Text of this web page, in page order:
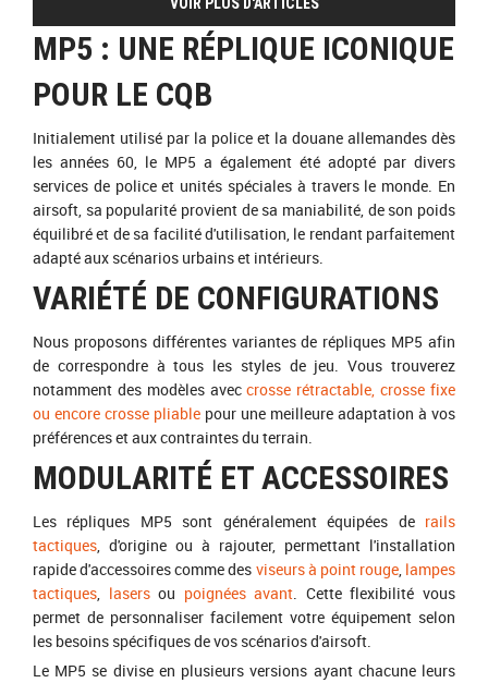
MP5 : UNE RÉPLIQUE ICONIQUE
POUR LE CQB
Initialement utilisé par la police et la douane allemandes dès
les années 60, le MP5 a également été adopté par divers
services de police et unités spéciales à travers le monde. En
airsoft, sa popularité provient de sa maniabilité, de son poids
équilibré et de sa facilité d'utilisation, le rendant parfaitement
adapté aux scénarios urbains et intérieurs.
VARIÉTÉ DE CONFIGURATIONS
Nous proposons différentes variantes de répliques MP5 afin
de correspondre à tous les styles de jeu. Vous trouverez
notamment des modèles aveccrosse rétractable, crosse fixe
ou encore crosse pliable pour une meilleure adaptation à vos
préférences et aux contraintes du terrain.
MODULARITÉ ET ACCESSOIRES
Les répliques MP5 sont généralement équipées de rails
tactiques, d'origine ou à rajouter, permettant l'installation
rapide d'accessoires comme des viseurs à point rouge, lampes
tactiques, lasersou poignées avant. Cette flexibilité vous
permet de personnaliser facilement votre équipement selon
les besoins spécifiques de vos scénarios d'airsoft.
Le MP5 se divise en plusieurs versions ayant chacune leurs